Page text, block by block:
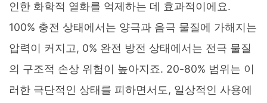
인한 화학적 열화를 억제하는 데 효과적이에요.
100% 충전 상태에서는 양극과 음극 물질에 가해지는
압력이 커지고, 0% 완전 방전 상태에서는 전극 물질
의 구조적 손상 위험이 높아지죠. 20-80% 범위는 이
러한 극단적인 상태를 피하면서도, 일상적인 사용에